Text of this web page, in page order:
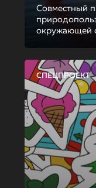
Совместный
окружающей
СПЕЦПРОЕКТ